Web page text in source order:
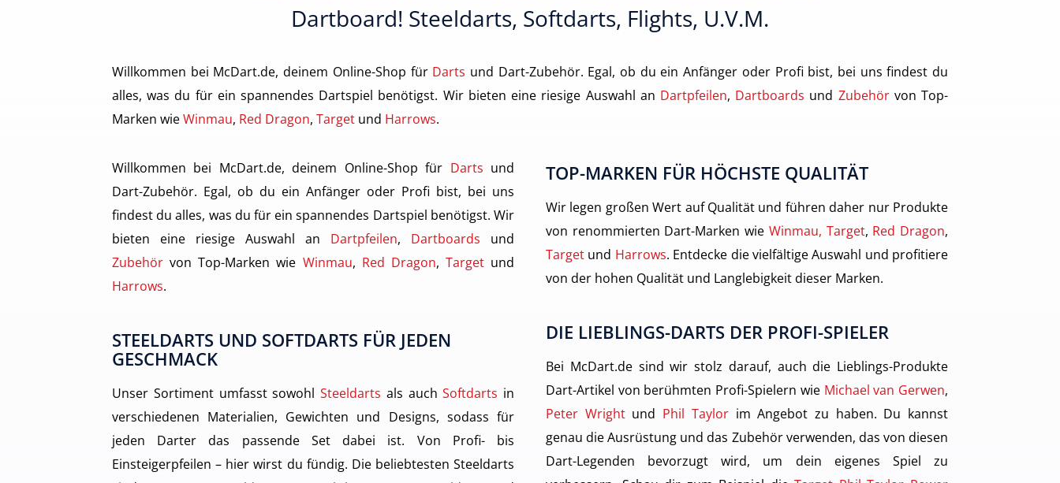
Dartboard! Steeldarts, Softdarts, Flights, U.v.m.
Willkommen bei McDart.de, deinem Online-Shop für Darts und Dart-Zubehör. Egal, ob du ein Anfänger oder Profi bist, bei uns findest du
alles, was du für ein spannendes Dartspiel benötigst. Wir bieten eine riesige Auswahl an Dartpfeilen, Dartboards und Zubehörvon Top-
Marken wieWinmau, Red Dragon, Target und Harrows.
Willkommen bei McDart.de, deinem Online-Shop für Darts und
Dart-Zubehör. Egal, ob du ein Anfänger oder Profi bist, bei uns
findest du alles, was du für ein spannendes Dartspiel benötigst. Wir
bieten eine riesige Auswahl an Dartpfeilen, Dartboards und
Zubehör von Top-Marken wie Winmau, Red Dragon, Targetund
Harrows.
STEELDARTS UND SOFTDARTS FÜR JEDEN
GESCHMACK
Unser Sortiment umfasst sowohl Steeldarts als auchSoftdarts in
verschiedenen Materialien, Gewichten und Designs, sodass für
jeden Darter das passende Set dabei ist. Von Profi- bis
Einsteigerpfeilen – hier wirst du fündig. Die beliebtesten Steeldarts
TOP-MARKEN FÜR HÖCHSTE QUALITÄT
Wir legen großen Wert auf Qualität und führen daher nur Produkte
von renommierten Dart-Marken wie Winmau, Target, Red Dragon,
Target und Harrows. Entdecke die vielfältige Auswahl und profitiere
von der hohen Qualität und Langlebigkeit dieser Marken.
DIE LIEBLINGS-DARTS DER PROFI-SPIELER
Bei McDart.de sind wir stolz darauf, auch die Lieblings-Produkte
Dart-Artikel von berühmten Profi-Spielern wie Michael van Gerwen,
Peter Wrightund Phil Taylorim Angebot zu haben. Du kannst
genau die Ausrüstung und das Zubehör verwenden, das von diesen
Dart-Legenden bevorzugt wird, um dein eigenes Spiel zu